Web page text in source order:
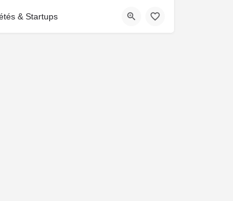
Dauphine, Orléans, France
& Startups
vos préférences pour contrôler la manière dont